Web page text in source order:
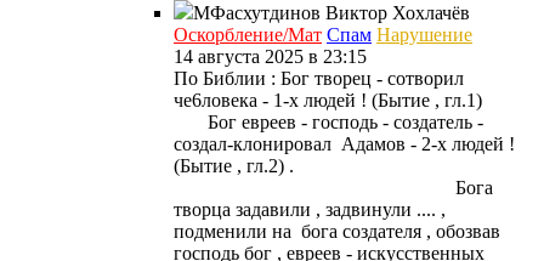
МФасхутдинов Виктор Хохлачёв
Оскорбление/Мат Спам Нарушение
14 августа 2025 в 23:15
По Библии : Бог творец - сотворил
че6ловека - 1-х людей ! (Бытие , гл.1)
Бог евреев - господь - создатель -
создал-клонировал Адамов - 2-х людей !
(Бытие , гл.2) .
Бога
творца задавили , задвинули .... ,
подменили на бога создателя , обозвав
господь бог , евреев - искусственных